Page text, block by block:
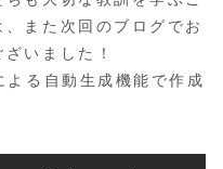
また次回のブログでお
いました！
よる自動生成機能で作成